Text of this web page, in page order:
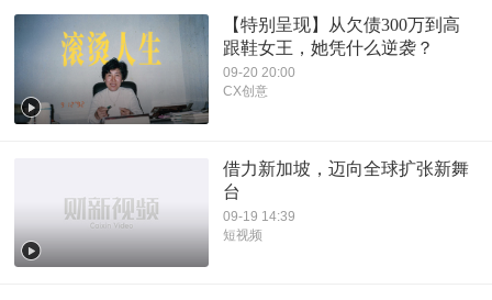
【特别呈现】从欠债300万到高
跟鞋女王，她凭什么逆袭？
09-20 20:00
CX创意
借力新加坡，迈向全球扩张新舞
台
09-19 14:39
短视频